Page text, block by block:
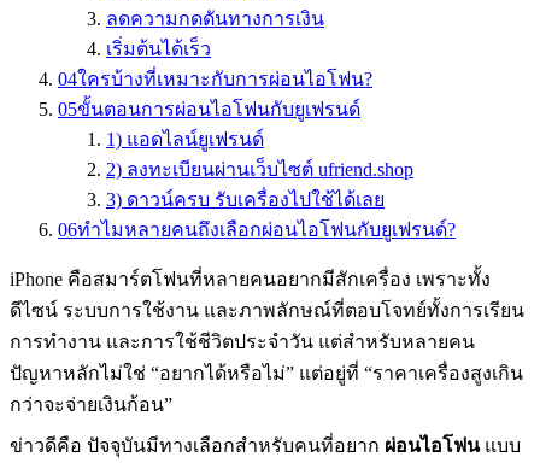
ลดความกดดันทางการเงิน
เริ่มต้นได้เร็ว
04ใครบ้างที่เหมาะกับการผ่อนไอโฟน?
05ขั้นตอนการผ่อนไอโฟนกับยูเฟรนด์
1) แอดไลน์ยูเฟรนด์
2) ลงทะเบียนผ่านเว็บไซต์ ufriend.shop
3) ดาวน์ครบ รับเครื่องไปใช้ได้เลย
06ทำไมหลายคนถึงเลือกผ่อนไอโฟนกับยูเฟรนด์?
iPhone คือสมาร์ตโฟนที่หลายคนอยากมีสักเครื่อง เพราะทั้ง
ดีไซน์ ระบบการใช้งาน และภาพลักษณ์ที่ตอบโจทย์ทั้งการเรียน
การทำงาน และการใช้ชีวิตประจำวัน แต่สำหรับหลายคน
ปัญหาหลักไม่ใช่ “อยากได้หรือไม่” แต่อยู่ที่ “ราคาเครื่องสูงเกิน
กว่าจะจ่ายเงินก้อน”
ข่าวดีคือ ปัจจุบันมีทางเลือกสำหรับคนที่อยาก ผ่อนไอโฟนแบบ